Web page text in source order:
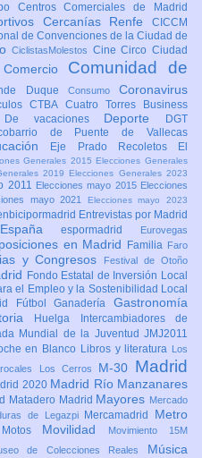
Centros Comerciales de Madrid
Cercanías Renfe CICCM
de Convenciones de la Ciudad de
CiclistasMolestos CineCircoCiudad
Comercio Comunidad de
Duque Consumo Coronavirus
CTBA Cuatro Torres Business
De vacaciones Deporte DGT
de Puente de Vallecas
Eje Prado Recoletos
El
Generales 2015 Elecciones Generales
2019 Elecciones Generales 2023
2011 Elecciones mayo 2015 Elecciones
mayo 2021 Elecciones mayo 2023
Entrevistas por Madrid
Españaespormadrid Eurovegas
en Madrid Familia Faro
y Congresos Festival de Otoño
Fondo Estatal de Inversión Local
el Empleo y la Sostenibilidad Local
FútbolGanaderíaGastronomía
Huelga
Intercambiadores de
Mundial de la Juventud JMJ2011
en Blanco Libros y literatura
Los
Los Cerros M-30 Madrid
2020 Madrid Río Manzanares
Matadero Madrid Mayores Mercado
de Legazpi
Mercamadrid Metro
Motos Movilidad Movimiento 15M
de Colecciones Reales Música